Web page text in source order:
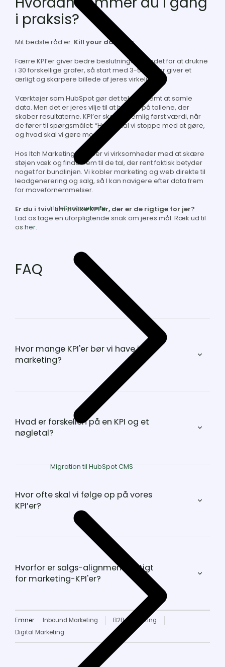
HubSpot website
Migration til HubSpot CMS
i praksis?
Mit bedste råd er: Kill your darlings.
Færre KPI’er giver bedre beslutninger. I stedet for at drukne
i 30 forskellige grafer, så start med 3-5 tal, der giver et
ærligt og skarpere billede af jeres virkelighed.
Værktøjer som HubSpot gør det teknisk nemt at samle
data. Men det er jeres vilje til at handle på tallene, der
skaber resultaterne. KPI’er skaber nemlig først værdi, når
de fører til spørgsmålet: “Hvad skal vi stoppe med at gøre,
og hvad skal vi gøre mere af?”
Hos Itch Marketing hjælper vi virksomheder med at skære
støjen væk og finde frem til de tal, der rent faktisk betyder
noget for bundlinjen. Vi kobler marketing og web direkte til
leadgenerering og salg, så I kan navigere efter data frem
for mavefornemmelser.
Er du i tvivl om hvilke KPI'er, der er de rigtige for jer?
Lad os tage en uforpligtende snak om jeres mål. Ræk ud til
os her.
FAQ
Hvor mange KPI'er bør vi have i
marketing?
Hvad er forskellen på en KPI og et
nøgletal?
Hvor ofte skal vi følge op på vores
KPI’er?
Hvorfor er salgs-alignment vigtigt
for marketing-KPI'er?
Emner: Inbound Marketing
B2B-Marketing
Digital Marketing